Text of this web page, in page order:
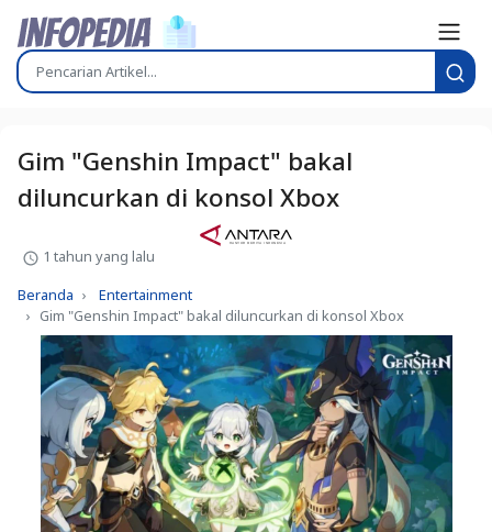
Gim "Genshin Impact" bakal
diluncurkan di konsol Xbox
1 tahun yang lalu
Beranda
Entertainment
Gim "Genshin Impact" bakal diluncurkan di konsol Xbox